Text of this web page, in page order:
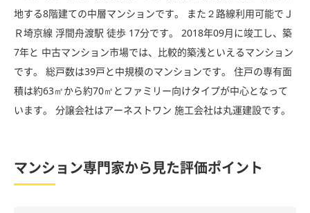
地する8階建ての中層マンションです。 また２路線利用可能でＪ
Ｒ埼京線 浮間舟渡駅 徒歩 17分です。 2018年09月に竣工し、築
7年と 中古マンション市場では、比較的築浅といえるマンション
です。 総戸数は39戸と中規模のマンションです。 住戸の専有面
積は約63㎡から約70㎡とファミリー向けタイプが中心となって
います。 分譲会社はアーネストワン 施工会社は丸運建設です。
マンション専門家から見た評価ポイント